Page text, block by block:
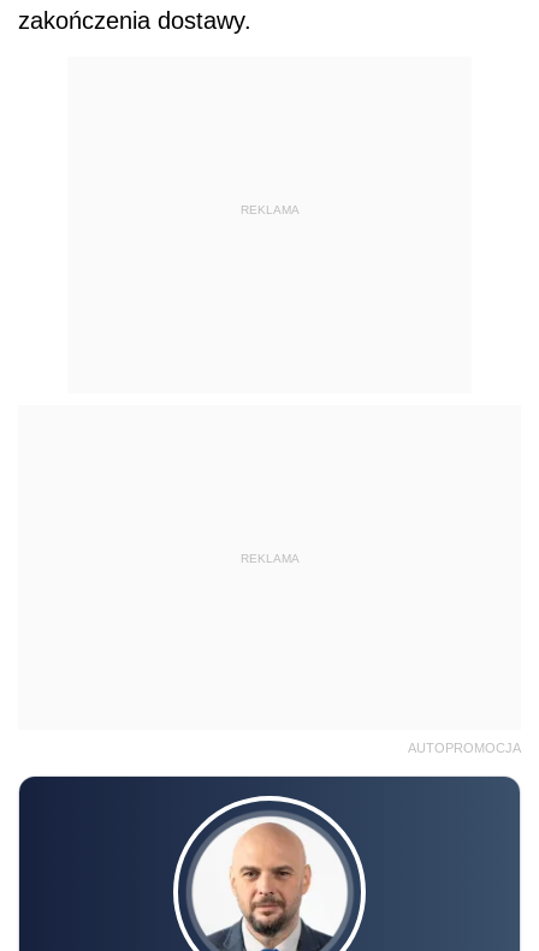
zakończenia dostawy.
REKLAMA
REKLAMA
AUTOPROMOCJA